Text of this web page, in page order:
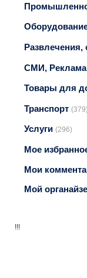
Развлечения,
СМИ,
Товары для
Транспорт (379)
Услуги (296)
Мое
Мои
Мой
!!!